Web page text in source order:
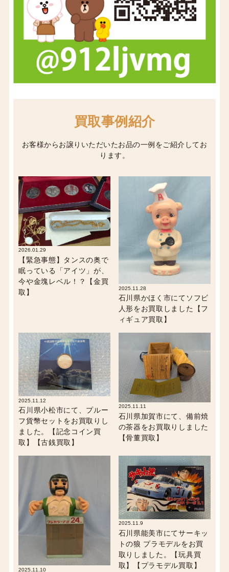
買取事例紹介
お客様からお譲りいただいたお品の一例をご紹介してお
ります。
2026.01.29
【緊急事態】タンスの奥で
眠っている「アイツ」が、
今や金塊レベル！？【金買
取】
2025.11.28
石川県かほく市にてソフビ
人形をお買取しました【フ
ィギュア買取】
2025.11.12
石川県小松市にて、プルー
フ貨幣セットをお買取りし
ました。【記念コイン買
取】【古銭買取】
2025.11.11
石川県加賀市にて、備前焼
の茶器をお買取りしました
【骨董買取】
2025.11.10
2025.11.9
石川県能美市にてサーキッ
トの狼 プラモデルをお買
取りしました。【玩具買
取】【プラモデル買取】